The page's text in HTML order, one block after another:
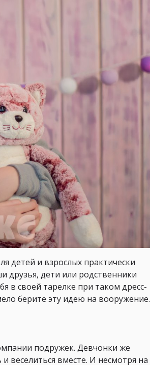
детей и взрослых практически
друзья, дети или родственники
в своей тарелке при таком дресс-
берите эту идею на вооружение.
подружек. Девчонки же
веселиться вместе. И несмотря на